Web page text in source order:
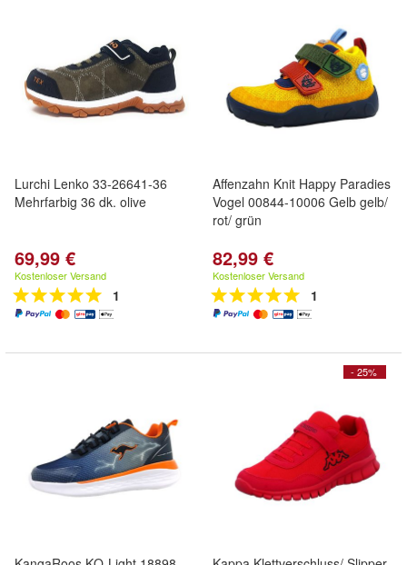
Lurchi Lenko 33-26641-36
Mehrfarbig 36 dk. olive
69,99 €
Kostenloser Versand
1
Affenzahn Knit Happy Paradies
Vogel 00844-10006 Gelb gelb/
rot/ grün
82,99 €
Kostenloser Versand
1
- 25%